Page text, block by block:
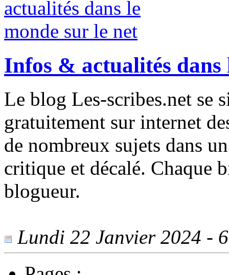
Infos & actualités dans
Le blog Les-scribes.net se
gratuitement sur internet
de nombreux sujets dans
critique et décalé. Chaque
blogueur.
Lundi 22 Janvier 2024 -